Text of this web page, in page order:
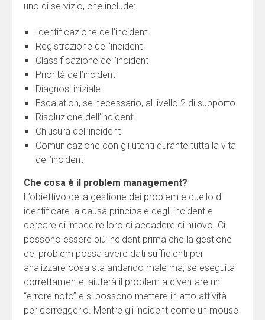
uno di servizio, che include:
Identificazione dell’incident
Registrazione dell’incident
Classificazione dell’incident
Priorità dell’incident
Diagnosi iniziale
Escalation, se necessario, al livello 2 di supporto
Risoluzione dell’incident
Chiusura dell’incident
Comunicazione con gli utenti durante tutta la vita
dell’incident
Che cosa è il problem management?
L’obiettivo della gestione dei problem è quello di
identificare la causa principale degli incident e
cercare di impedire loro di accadere di nuovo. Ci
possono essere più incident prima che la gestione
dei problem possa avere dati sufficienti per
analizzare cosa sta andando male ma, se eseguita
correttamente, aiuterà il problem a diventare un
“errore noto” e si possono mettere in atto attività
per correggerlo. Mentre gli incident come un mouse